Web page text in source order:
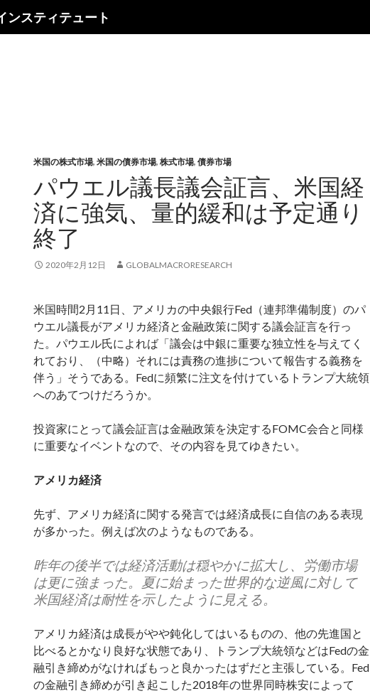
ンスティテュート
米国の株式市場, 米国の債券市場, 株式市場, 債券市場
パウエル議長議会証言、米国経
済に強気、量的緩和は予定通り
終了
2020年2月12日 GLOBALMACRORESEARCH
米国時間2月11日、アメリカの中央銀行Fed（連邦準備制度）のパ
ウエル議長がアメリカ経済と金融政策に関する議会証言を行っ
た。パウエル氏によれば「議会は中銀に重要な独立性を与えてく
れており、（中略）それには責務の進捗について報告する義務を
伴う」そうである。Fedに頻繁に注文を付けているトランプ大統領
へのあてつけだろうか。
投資家にとって議会証言は金融政策を決定するFOMC会合と同様
に重要なイベントなので、その内容を見てゆきたい。
アメリカ経済
先ず、アメリカ経済に関する発言では経済成長に自信のある表現
が多かった。例えば次のようなものである。
昨年の後半では経済活動は穏やかに拡大し、労働市場
は更に強まった。夏に始まった世界的な逆風に対して
米国経済は耐性を示したように見える。
アメリカ経済は成長がやや鈍化してはいるものの、他の先進国と
比べるとかなり良好な状態であり、トランプ大統領などはFedの金
融引き締めがなければもっと良かったはずだと主張している。Fed
の金融引き締めが引き起こした2018年の世界同時株安によって